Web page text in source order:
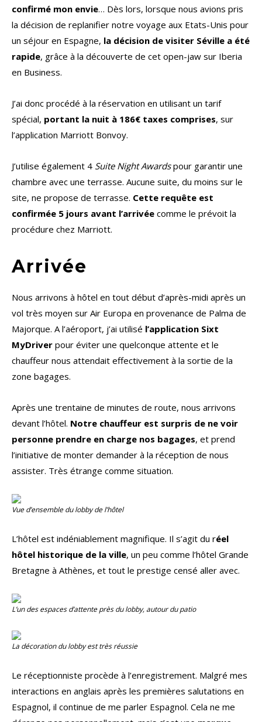
confirmé mon envie… Dès lors, lorsque nous avions pris
la décision de replanifier notre voyage aux Etats-Unis pour
un séjour en Espagne, la décision de visiter Séville a été
rapide, grâce à la découverte de cet open-jaw sur Iberia
en Business.
J’ai donc procédé à la réservation en utilisant un tarif
spécial, portant la nuit à 186€ taxes comprises, sur
l’application Marriott Bonvoy.
J’utilise également 4 Suite Night Awardspour garantir une
chambre avec une terrasse. Aucune suite, du moins sur le
site, ne propose de terrasse. Cette requête est
confirmée 5 jours avant l’arrivée comme le prévoit la
procédure chez Marriott.
Arrivée
Nous arrivons à hôtel en tout début d’après-midi après un
vol très moyen sur Air Europa en provenance de Palma de
Majorque. A l’aéroport, j’ai utilisé l’application Sixt
MyDriver pour éviter une quelconque attente et le
chauffeur nous attendait effectivement à la sortie de la
zone bagages.
Après une trentaine de minutes de route, nous arrivons
devant l’hôtel. Notre chauffeur est surpris de ne voir
personne prendre en charge nos bagages, et prend
l’initiative de monter demander à la réception de nous
assister. Très étrange comme situation.
Vue d’ensemble dulobbyde l’hôtel
L’hôtel est indéniablement magnifique. Il s’agit du réel
hôtel historique de la ville, un peu comme l’hôtel Grande
Bretagne à Athènes, et tout le prestige censé aller avec.
L’un des espaces d’attente près du lobby, autour du patio
La décoration du lobby est très réussie
Le réceptionniste procède à l’enregistrement. Malgré mes
interactions en anglais après les premières salutations en
Espagnol, il continue de me parler Espagnol. Cela ne me